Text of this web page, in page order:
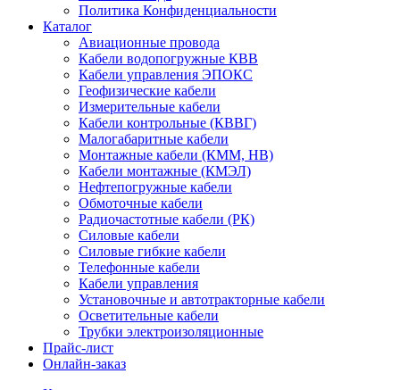
Политика Конфиденциальности
Каталог
Авиационные провода
Кабели водопогружные КВВ
Кабели управления ЭПОКС
Геофизические кабели
Измерительные кабели
Кабели контрольные (КВВГ)
Малогабаритные кабели
Монтажные кабели (КММ, НВ)
Кабели монтажные (КМЭЛ)
Нефтепогружные кабели
Обмоточные кабели
Радиочастотные кабели (РК)
Силовые кабели
Силовые гибкие кабели
Телефонные кабели
Кабели управления
Установочные и автотракторные кабели
Осветительные кабели
Трубки электроизоляционные
Прайс-лист
Онлайн-заказ